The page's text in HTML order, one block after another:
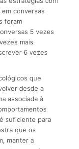
conversas
foram
5 vezes
mais
6 vezes
que
desde a
associada à
suficiente para
que os
manter a